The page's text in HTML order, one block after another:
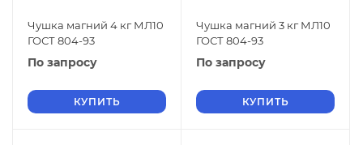
Чушка магний 4 кг МЛ10
ГОСТ 804-93
По запросу
КУПИТЬ
Чушка магний 3 кг МЛ10
ГОСТ 804-93
По запросу
КУПИТЬ